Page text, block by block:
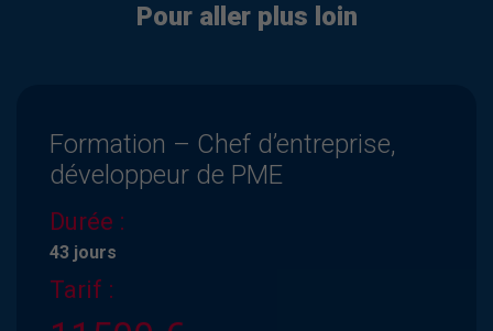
Pour aller plus loin
Formation – Chef d’entreprise,
développeur de PME
Durée :
43 jours
Tarif :